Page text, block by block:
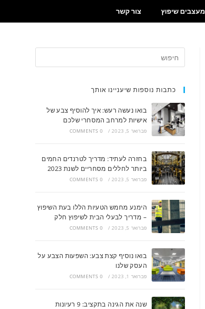
מעצבים שיפוץ צור קשר
כתבות נוספות שיעניינו אותך
בואו נעשה רעש: איך להוסיף צבע של
אישיות למרחב המסחרי שלכם
פברואר 5, 2023 /
0 COMMENTS
בחזרה לעתיד: מדריך לטרנדים החמים
ביותר לחללים מסחריים לשנת 2023
פברואר 5, 2023 /
0 COMMENTS
הימנע מחמש הטעיות הללו בעת השיפוץ
– מדריך לבעלי הבית לשיפוץ חלק
פברואר 5, 2023 /
0 COMMENTS
בואו נוסיף קצת צבע: השפעות הצבע על
העסק שלנו
פברואר 1, 2023 /
0 COMMENTS
שנה את הגינה בתקציב: 9 רעיונות